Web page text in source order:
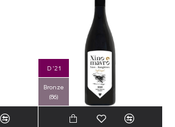
D '21
Bronze
(86)